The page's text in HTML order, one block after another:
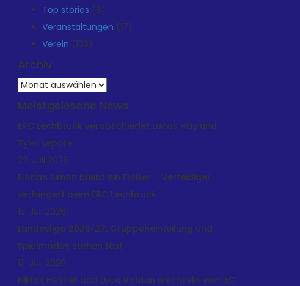
Top stories (8)
Veranstaltungen (17)
Verein (103)
Archiv
Archiv
Meistgelesene News
ERC Lechbruck verabschiedet Lucas Hay und
Tyler Lepore
22. Juli 2026
Florian Simon bleibt ein Flößer – Verteidiger
verlängert beim ERC Lechbruck
15. Juli 2026
Landesliga 2026/27: Gruppeneinteilung und
Spielmodus stehen fest
13. Juli 2026
Niklas Helmer und Luca Roldan wechseln vom EC